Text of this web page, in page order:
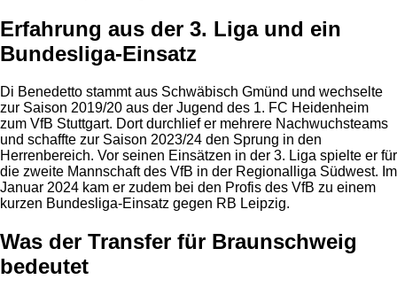
Erfahrung aus der 3. Liga und ein
Bundesliga-Einsatz
Di Benedetto stammt aus Schwäbisch Gmünd und wechselte
zur Saison 2019/20 aus der Jugend des 1. FC Heidenheim
zum VfB Stuttgart. Dort durchlief er mehrere Nachwuchsteams
und schaffte zur Saison 2023/24 den Sprung in den
Herrenbereich. Vor seinen Einsätzen in der 3. Liga spielte er für
die zweite Mannschaft des VfB in der Regionalliga Südwest. Im
Januar 2024 kam er zudem bei den Profis des VfB zu einem
kurzen Bundesliga-Einsatz gegen RB Leipzig.
Was der Transfer für Braunschweig
bedeutet